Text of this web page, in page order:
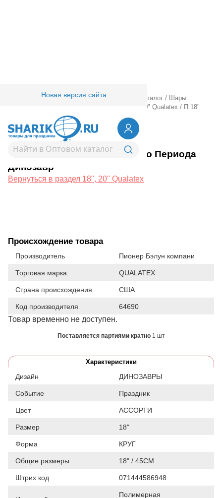
Новая версия сайта
Товары для праздника/ Оптовый каталог /
Шары
18", 20" Qualatex / П 18"
Парк Юрского Периода Динозавр
1202-2779П 18" Парк Юрского Периода
Динозавр
Вернуться в раздел 18", 20" Qualatex
Происхождение товара
Производитель Пионер Бэлун компани
Торговая марка QUALATEX
Страна происхождения США
Код производителя 64690
Товар временно не доступен.
Поставляется партиями кратно 1 шт
Характеристики
Дизайн ДИНОЗАВРЫ
Событие Праздник
Цвет АССОРТИ
Размер 18"
Форма КРУГ
Общие размеры 18" / 45СМ
Штрих код 071444586948
Полимерная